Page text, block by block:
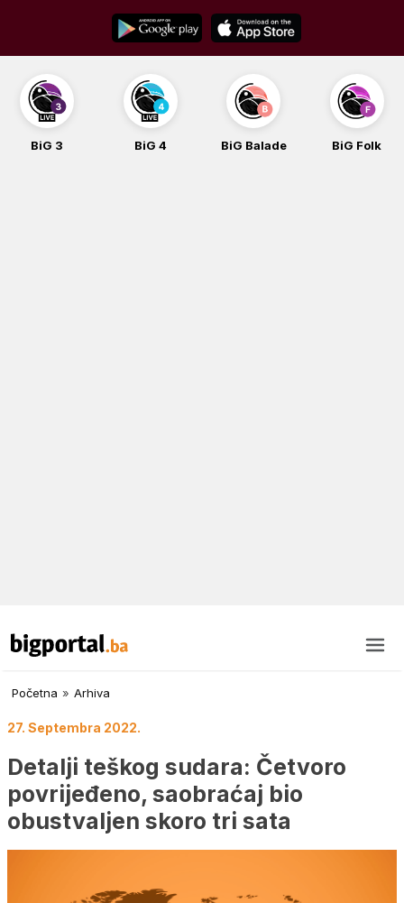
content
BiG 3 BiG 4 BiG Balade BiG Folk
Početna » Arhiva
27. Septembra 2022.
Detalji teškog sudara: Četvoro
povrijeđeno, saobraćaj bio
obustvaljen skoro tri sata